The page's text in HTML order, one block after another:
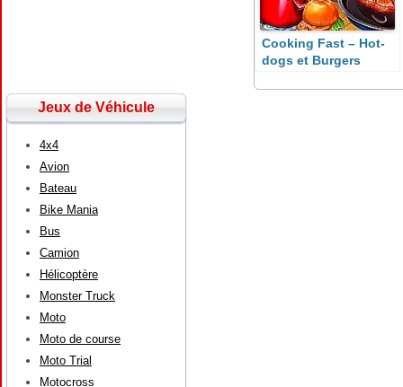
Cooking Fast – Hot-
dogs et Burgers
Jeux de Véhicule
4x4
Avion
Bateau
Bike Mania
Bus
Camion
Hélicoptère
Monster Truck
Moto
Moto de course
Moto Trial
Motocross